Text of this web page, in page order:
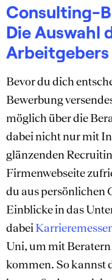
Consulting-
Die Auswahl
Arbeitgebers
Bevor du dich
Bewerbung
möglich über die
dabei nicht nur mit
glänzenden
Firmenwebseite
du aus persönlichen
Einblicke in das
dabei
Uni, um mit
kommen. So kannst